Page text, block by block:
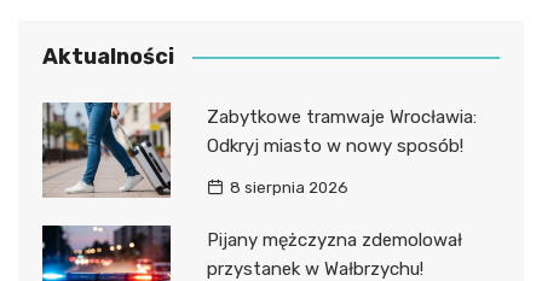
Aktualności
Zabytkowe tramwaje Wrocławia:
Odkryj miasto w nowy sposób!
8 sierpnia 2026
Pijany mężczyzna zdemolował
przystanek w Wałbrzychu!